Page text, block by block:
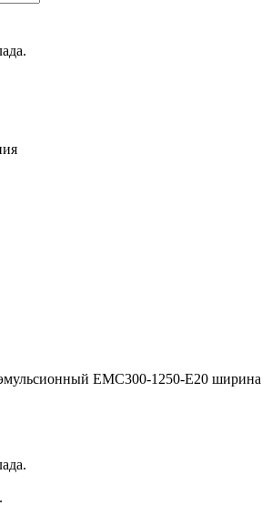
EMC300-1250-E20 ширина